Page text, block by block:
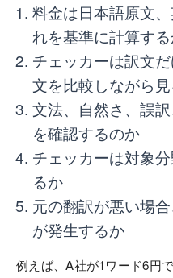
料金は日本語原文
れを基準に計算す
チェッカーは訳文
文を比較しながら
文法、自然さ、誤
を確認するのか
チェッカーは対象
るか
元の翻訳が悪い場
が発生するか
例えば、A社が1ワード6円